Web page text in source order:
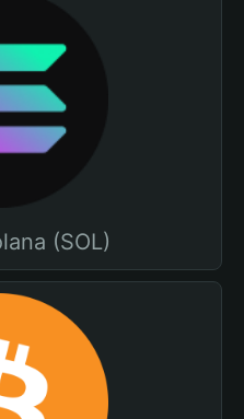
(SOL)